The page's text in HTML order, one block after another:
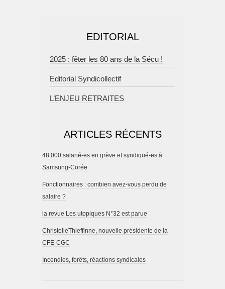
EDITORIAL
2025 : fêter les 80 ans de la Sécu !
Editorial Syndicollectif
L’ENJEU RETRAITES
ARTICLES RÉCENTS
48 000 salarié-es en grève et syndiqué-es à
Samsung-Corée
Fonctionnaires : combien avez-vous perdu de
salaire ?
la revue Les utopiques N°32 est parue
ChristelleThieffinne, nouvelle présidente de la
CFE-CGC
Incendies, forêts, réactions syndicales